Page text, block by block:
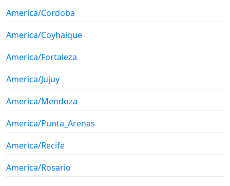
America/Cordoba
America/Coyhaique
America/Fortaleza
America/Jujuy
America/Mendoza
America/Punta_Arenas
America/Recife
America/Rosario